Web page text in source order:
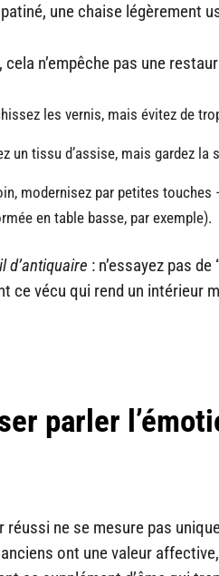
une chaise légèrement
cela n’empêche pas une
les vernis, mais évitez de
un tissu d’assise, mais gardez la
modernisez par petites
en table basse, par exemple).
d’antiquaire : n’essayez pas
ce vécu qui rend un intérieur
parler
réussi ne se mesure pas
ont une valeur